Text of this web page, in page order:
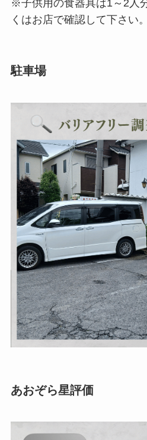
※子供用の食器具は1～2人
くはお店で確認して下さい。
駐車場
あおぞら星評価